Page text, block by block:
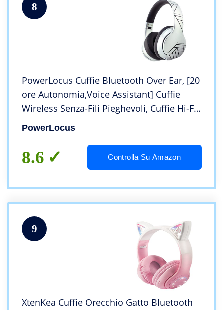
8
PowerLocus Cuffie Bluetooth Over Ear, [20
ore Autonomia,Voice Assistant] Cuffie
Wireless Senza-Fili Pieghevoli, Cuffie Hi-Fi
Stereo con Microfono per iPhone,
PowerLocus
8.6 Controlla Su Amazon
9
XtenKea Cuffie Orecchio Gatto Bluetooth